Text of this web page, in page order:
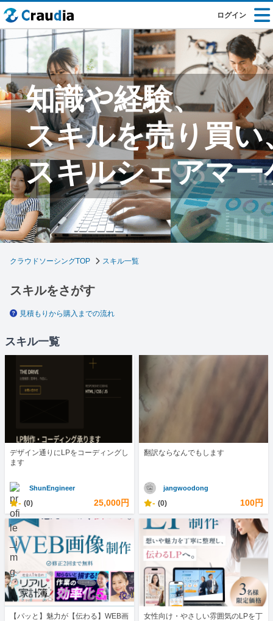
ログイン
知識や経験、
スキルを売り買い
スキルシェアマー
クラウドソーシングTOP スキル一覧
スキルをさがす
見積もりから購入までの流れ
スキル一覧
デザイン通りにLPをコーディングし
ます
ShunEngineer
- (0) 25,000円
翻訳ならなんでもします
jangwoodong
- (0) 100円
【パッと】魅力が【伝わる】WEB画
女性向け・やさしい雰囲気のLPを丁